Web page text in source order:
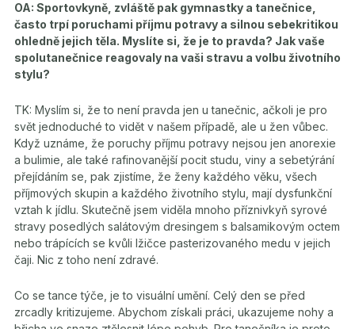
OA: Sportovkyně, zvláště pak gymnastky a tanečnice,
často trpí poruchami příjmu potravy a silnou sebekritikou
ohledně jejich těla. Myslíte si, že je to pravda? Jak vaše
spolutanečnice reagovaly na vaši stravu a volbu životního
stylu?
TK: Myslím si, že to není pravda jen u tanečnic, ačkoli je pro
svět jednoduché to vidět v našem případě, ale u žen vůbec.
Když uznáme, že poruchy příjmu potravy nejsou jen anorexie
a bulimie, ale také rafinovanější pocit studu, viny a sebetýrání
přejídáním se, pak zjistíme, že ženy každého věku, všech
příjmových skupin a každého životního stylu, mají dysfunkční
vztah k jídlu. Skutečně jsem viděla mnoho příznivkyň syrové
stravy posedlých salátovým dresingem s balsamikovým octem
nebo trápících se kvůli lžičce pasterizovaného medu v jejich
čaji. Nic z toho není zdravé.
Co se tance týče, je to visuální umění. Celý den se před
zrcadly kritizujeme. Abychom získali práci, ukazujeme nohy a